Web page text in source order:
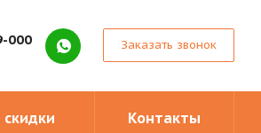
000 Заказать звонок
Контакты